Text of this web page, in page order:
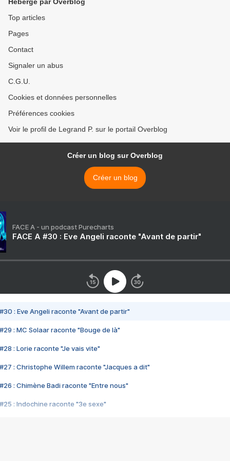
Top articles
Pages
Contact
Signaler un abus
C.G.U.
Cookies et données personnelles
Préférences cookies
Voir le profil de Legrand P. sur le portail Overblog
Créer un blog sur Overblog
Créer un blog
FACE A - un podcast Purecharts
FACE A #30 : Eve Angeli raconte "Avant de partir"
#30 : Eve Angeli raconte "Avant de partir"
#29 : MC Solaar raconte "Bouge de là"
#28 : Lorie raconte "Je vais vite"
#27 : Christophe Willem raconte "Jacques a dit"
#26 : Chimène Badi raconte "Entre nous"
#25 : Indochine raconte "3e sexe"